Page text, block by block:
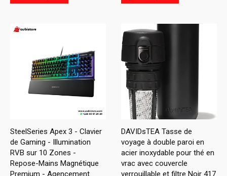
15.300 CFA
SteelSeries Apex 3 - Clavier
de Gaming - Illumination
RVB sur 10 Zones -
Repose-Mains Magnétique
Premium - Agencement
DAVIDsTEA Tasse de
voyage à double paroi en
acier inoxydable pour thé en
vrac avec couvercle
verrouillable et filtre Noir 417